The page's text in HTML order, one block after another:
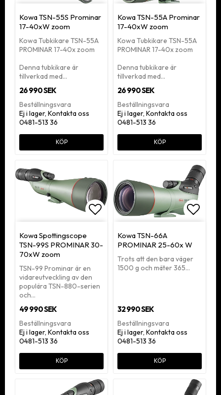
Lägg till i favoritlistan
Kowa TSN-55S Prominar
17-40xW zoom
Kowa Tubkikare TSN-55A
PROMINAR 17-40x zoom
Denna tubkikare är
tillverkad med…
26 990 SEK
Beställningsvara
Ej i lager, Kontakta oss
0481-513 36
KÖP
Kowa TSN-55A Prominar
17-40xW zoom
Kowa Tubkikare TSN-55A
PROMINAR 17-40x zoom
Denna tubkikare är
tillverkad med…
26 990 SEK
Beställningsvara
Ej i lager, Kontakta oss
0481-513 36
KÖP
Kowa Spottingscope
TSN-99S PROMINAR 30-
70xW zoom
TSN-99 Prominar är en
vidareutveckling av den
populära TSN-880-serien
och…
49 990 SEK
Beställningsvara
Ej i lager, Kontakta oss
0481-513 36
KÖP
Kowa TSN-66A
PROMINAR 25-60x W
Trots att den bara väger
1500 g och mäter 365…
32 990 SEK
Beställningsvara
Ej i lager, Kontakta oss
0481-513 36
KÖP